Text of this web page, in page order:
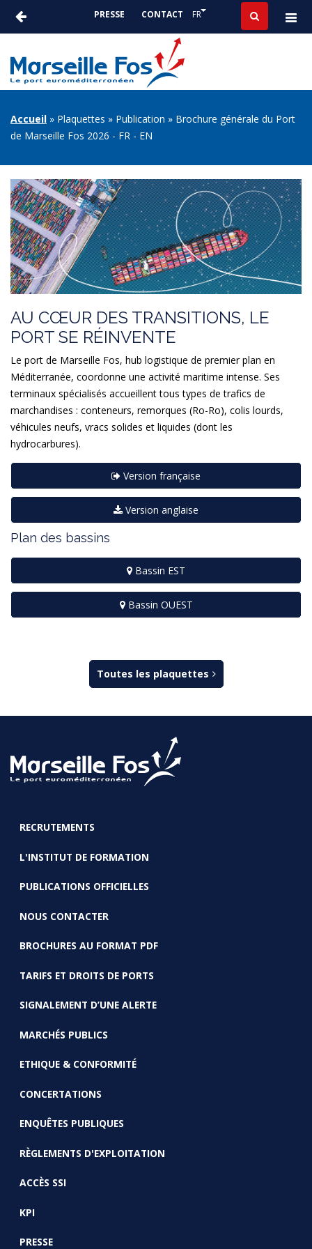
principal
FRLister les actions
ACTUALITÉS
PRESSE
PRESSE CONTACT
FIL
D'ARIANE
Accueil Plaquettes Publication
Brochure générale du Port
de Marseille Fos 2026 - FR - EN
AU CŒUR DES TRANSITIONS, LE
PORT SE RÉINVENTE
Le port de Marseille Fos, hub logistique de premier plan en
Méditerranée, coordonne une activité maritime intense. Ses
terminaux spécialisés accueillent tous types de trafics de
marchandises : conteneurs, remorques (Ro-Ro), colis lourds,
véhicules neufs, vracs solides et liquides (dont les
hydrocarbures).
Version française
Version anglaise
Plan des bassins
Bassin EST
Bassin OUEST
Toutes les plaquettes
FOOTER
RECRUTEMENTS
L'INSTITUT DE FORMATION
PUBLICATIONS OFFICIELLES
NOUS CONTACTER
BROCHURES AU FORMAT PDF
TARIFS ET DROITS DE PORTS
SIGNALEMENT D’UNE ALERTE
MARCHÉS PUBLICS
ETHIQUE & CONFORMITÉ
CONCERTATIONS
ENQUÊTES PUBLIQUES
RÈGLEMENTS D'EXPLOITATION
ACCÈS SSI
KPI
PRESSE